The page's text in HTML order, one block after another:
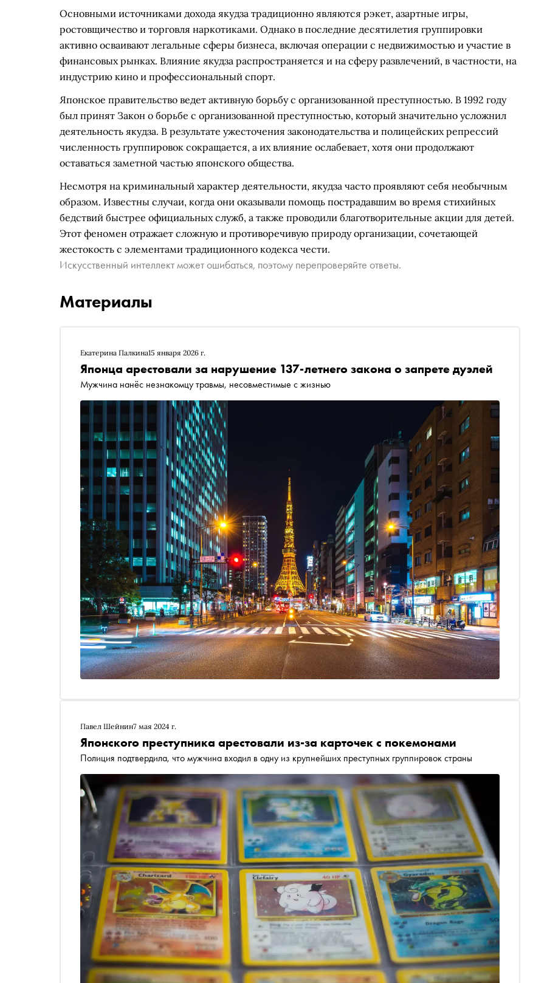
Основными источниками дохода якудза традиционно являются рэкет, азартные игры,
ростовщичество и торговля наркотиками. Однако в последние десятилетия группировки
активно осваивают легальные сферы бизнеса, включая операции с недвижимостью и участие в
финансовых рынках. Влияние якудза распространяется и на сферу развлечений, в частности, на
индустрию кино и профессиональный спорт.
Японское правительство ведет активную борьбу с организованной преступностью. В 1992 году
был принят Закон о борьбе с организованной преступностью, который значительно усложнил
деятельность якудза. В результате ужесточения законодательства и полицейских репрессий
численность группировок сокращается, а их влияние ослабевает, хотя они продолжают
оставаться заметной частью японского общества.
Несмотря на криминальный характер деятельности, якудза часто проявляют себя необычным
образом. Известны случаи, когда они оказывали помощь пострадавшим во время стихийных
бедствий быстрее официальных служб, а также проводили благотворительные акции для детей.
Этот феномен отражает сложную и противоречивую природу организации, сочетающей
жестокость с элементами традиционного кодекса чести.
Искусственный интеллект может ошибаться, поэтому перепроверяйте ответы.
Материалы
Екатерина Палкина15 января 2026 г.
Японца арестовали за нарушение 137-летнего закона о запрете дуэлей
Мужчина нанёс незнакомцу травмы, несовместимые с жизнью
Павел Шейнин7 мая 2024 г.
Японского преступника арестовали из-за карточек с покемонами
Полиция подтвердила, что мужчина входил в одну из крупнейших преступных группировок страны